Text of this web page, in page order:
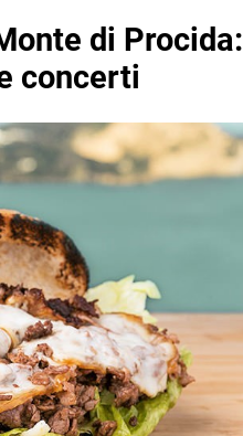
di Procida:
concerti